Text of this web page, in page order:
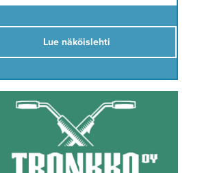
Lue näköislehti